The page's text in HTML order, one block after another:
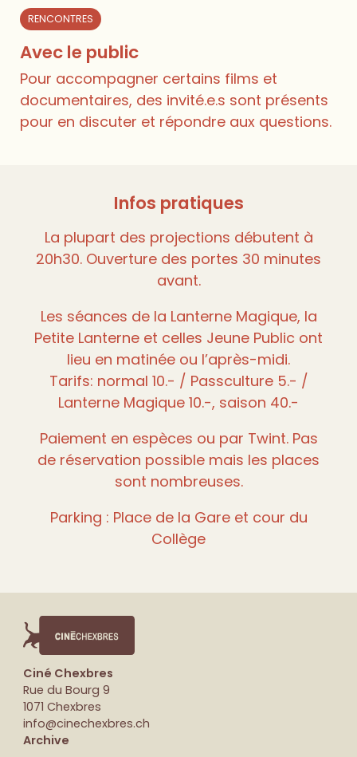
RENCONTRES
Avec le public
Pour accompagner certains films et
documentaires, des invité.e.s sont présents
pour en discuter et répondre aux questions.
Infos pratiques
La plupart des projections débutent à
20h30. Ouverture des portes 30 minutes
avant.
Les séances de la Lanterne Magique, la
Petite Lanterne et celles Jeune Public ont
lieu en matinée ou l’après-midi.
Tarifs: normal 10.- / Passculture 5.- /
Lanterne Magique 10.-, saison 40.-
Paiement en espèces ou par Twint. Pas
de réservation possible mais les places
sont nombreuses.
Parking : Place de la Gare et cour du
Collège
Ciné Chexbres
Rue du Bourg 9
1071 Chexbres
info@cinechexbres.ch
Archive